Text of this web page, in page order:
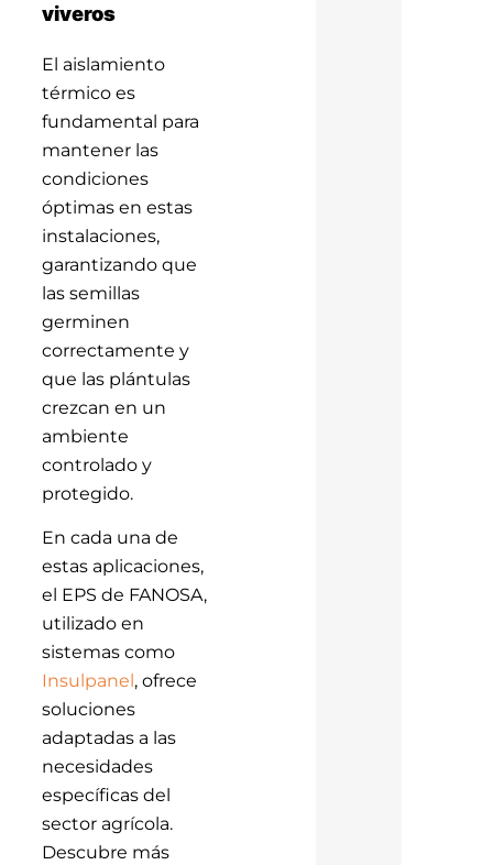
viveros
El aislamiento
térmico es
fundamental para
mantener las
condiciones
óptimas en estas
instalaciones,
garantizando que
las semillas
germinen
correctamente y
que las plántulas
crezcan en un
ambiente
controlado y
protegido.
En cada una de
estas aplicaciones,
el EPS de FANOSA,
utilizado en
sistemas como
Insulpanel, ofrece
soluciones
adaptadas a las
necesidades
específicas del
sector agrícola.
Descubre más